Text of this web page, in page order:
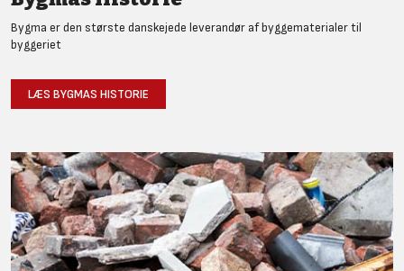
Bygma er den største danskejede leverandør af byggematerialer til
byggeriet
LÆS BYGMAS HISTORIE